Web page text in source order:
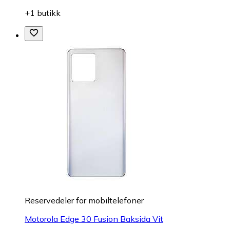
+1 butikk
Reservedeler for mobiltelefoner
Motorola Edge 30 Fusion Baksida Vit